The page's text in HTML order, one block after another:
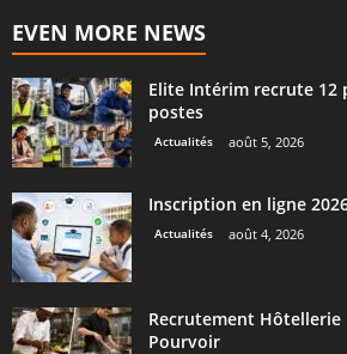
EVEN MORE NEWS
Elite Intérim recrute 12
postes
Actualités août 5, 2026
Inscription en ligne
Actualités août 4, 2026
Recrutement Hôtellerie
Pourvoir